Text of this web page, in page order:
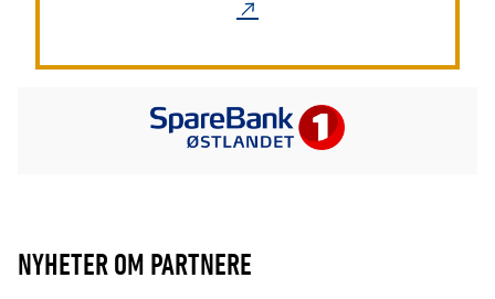
NYHETER OM PARTNERE